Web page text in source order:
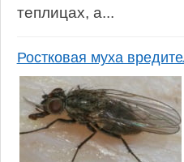
теплицах, а...
Ростковая муха